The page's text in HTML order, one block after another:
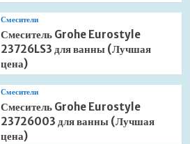
Смесители
Смеситель Grohe Eurostyle
23726LS3 для ванны (Лучшая
цена)
Смесители
Смеситель Grohe Eurostyle
23726003 для ванны (Лучшая
цена)